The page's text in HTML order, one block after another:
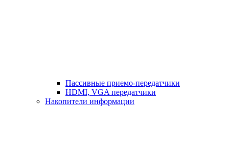
Пассивные приемо-передатчики
HDMI, VGA передатчики
Накопители информации